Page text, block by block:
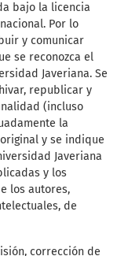
bajo la licencia
Por lo
y comunicar
se reconozca el
Javeriana. Se
republicar y
(incluso
la
y se indique
Javeriana
y los
los autores,
de
corrección de